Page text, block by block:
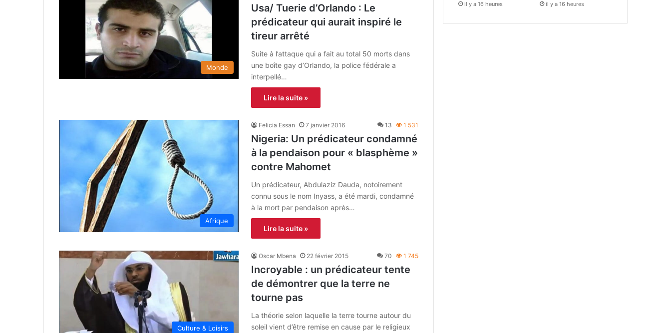
Monde
Usa/ Tuerie d’Orlando : Le
prédicateur qui aurait inspiré le
tireur arrêté
Suite à l’attaque qui a fait au total 50 morts dans
une boîte gay d’Orlando, la police fédérale a
interpellé…
Lire la suite »
Afrique
Felicia Essan 7 janvier 2016 13 1 531
Nigeria: Un prédicateur condamné
à la pendaison pour « blasphème »
contre Mahomet
Un prédicateur, Abdulaziz Dauda, ​​notoirement
connu sous le nom Inyass, a été mardi, condamné
à la mort par pendaison après…
Lire la suite »
Culture & Loisirs
Oscar Mbena 22 février 2015 70 1 745
Incroyable : un prédicateur tente
de démontrer que la terre ne
tourne pas
La théorie selon laquelle la terre tourne autour du
soleil vient d’être remise en cause par le religieux
il y a 16 heures il y a 16 heures